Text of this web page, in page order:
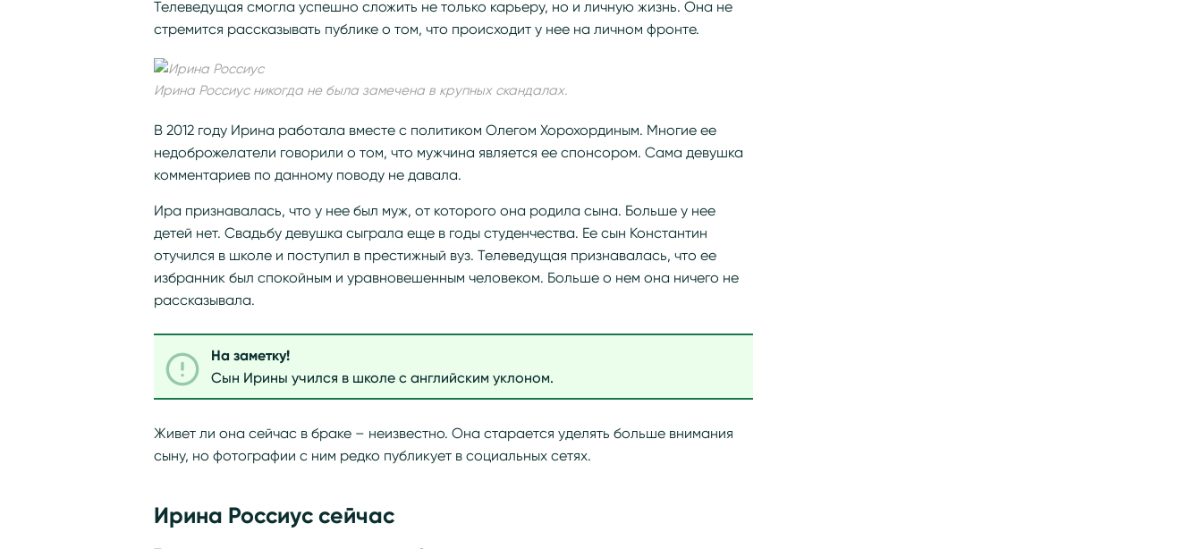
Телеведущая смогла успешно сложить не только карьеру, но и личную жизнь. Она не
стремится рассказывать публике о том, что происходит у нее на личном фронте.
Ирина Россиус никогда не была замечена в крупных скандалах.
В 2012 году Ирина работала вместе с политиком Олегом Хорохординым. Многие ее
недоброжелатели говорили о том, что мужчина является ее спонсором. Сама девушка
комментариев по данному поводу не давала.
Ира признавалась, что у нее был муж, от которого она родила сына. Больше у нее
детей нет. Свадьбу девушка сыграла еще в годы студенчества. Ее сын Константин
отучился в школе и поступил в престижный вуз. Телеведущая признавалась, что ее
избранник был спокойным и уравновешенным человеком. Больше о нем она ничего не
рассказывала.
На заметку!
Сын Ирины учился в школе с английским уклоном.
Живет ли она сейчас в браке – неизвестно. Она старается уделять больше внимания
сыну, но фотографии с ним редко публикует в социальных сетях.
Ирина Россиус сейчас